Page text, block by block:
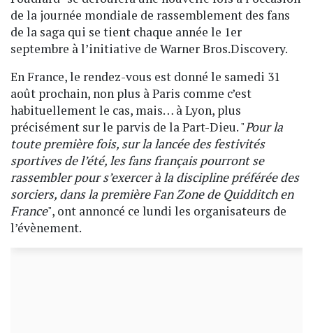
de la journée mondiale de rassemblement des fans
de la saga qui se tient chaque année le 1er
septembre à l’initiative de Warner Bros.Discovery.
En France, le rendez-vous est donné le samedi 31
août prochain, non plus à Paris comme c’est
habituellement le cas, mais… à Lyon, plus
précisément sur le parvis de la Part-Dieu. "Pour la
toute première fois, sur la lancée des festivités
sportives de l’été, les fans français pourront se
rassembler pour s’exercer à la discipline préférée des
sorciers, dans la première Fan Zone de Quidditch en
France", ont annoncé ce lundi les organisateurs de
l’évènement.